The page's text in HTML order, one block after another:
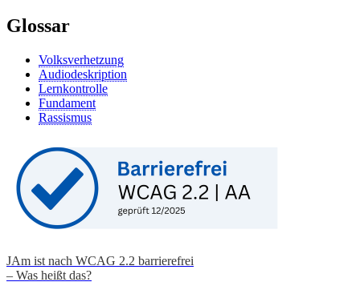
Glossar
Volksverhetzung
Audiodeskription
Lernkontrolle
Fundament
Rassismus
JAm ist nach WCAG 2.2 barrierefrei
– Was heißt das?